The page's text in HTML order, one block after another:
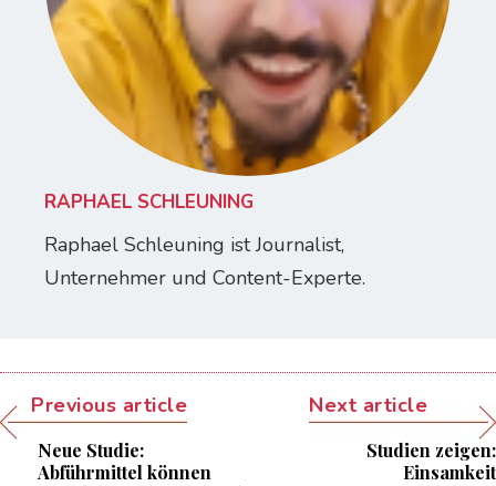
RAPHAEL SCHLEUNING
Raphael Schleuning ist Journalist,
Unternehmer und Content-Experte.
Previous article
Neue Studie:
Abführmittel können
Next article
Studien zeigen:
Einsamkeit